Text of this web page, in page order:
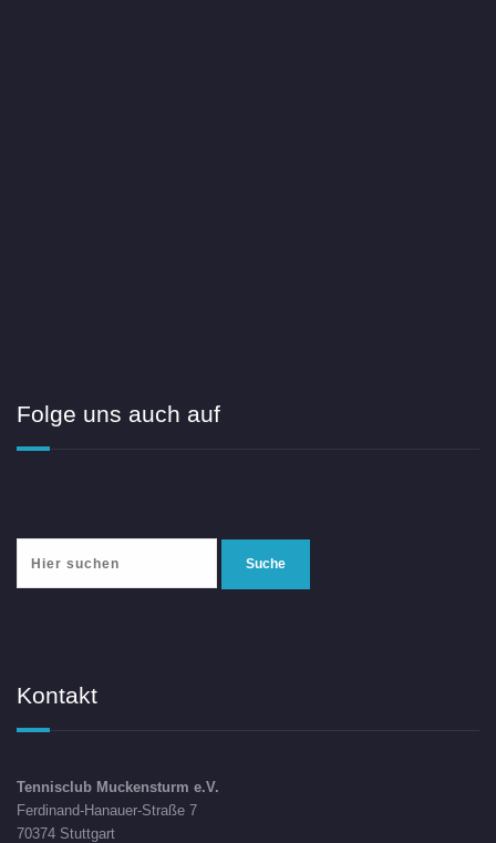
Folge uns auch auf
Kontakt
Tennisclub Muckensturm e.V.
Ferdinand-Hanauer-Straße 7
70374 Stuttgart